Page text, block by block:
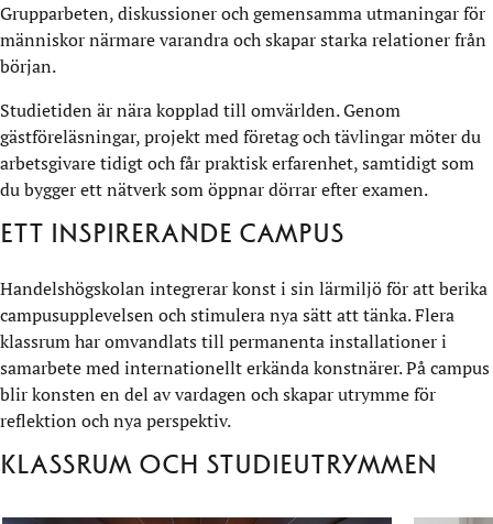
Grupparbeten, diskussioner och gemensamma utmaningar för
människor närmare varandra och skapar starka relationer från
början.
Studietiden är nära kopplad till omvärlden. Genom
gästföreläsningar, projekt med företag och tävlingar möter du
arbetsgivare tidigt och får praktisk erfarenhet, samtidigt som
du bygger ett nätverk som öppnar dörrar efter examen.
Ett inspirerande campus
Handelshögskolan integrerar konst i sin lärmiljö för att berika
campusupplevelsen och stimulera nya sätt att tänka. Flera
klassrum har omvandlats till permanenta installationer i
samarbete med internationellt erkända konstnärer. På campus
blir konsten en del av vardagen och skapar utrymme för
reflektion och nya perspektiv.
Klassrum och studieutrymmen